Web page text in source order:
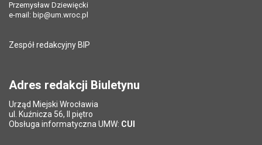
Przemysław Dziewięcki
e-mail: bip@um.wroc.pl
Zespół redakcyjny BIP
Adres redakcji Biuletynu
Urząd Miejski Wrocławia
ul. Kuźnicza 56, II piętro
Obsługa informatyczna UMW: CUI